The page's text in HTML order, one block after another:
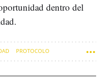
dentro del
PROTOCOLO